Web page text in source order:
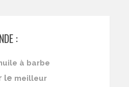
:
à barbe
le meilleur